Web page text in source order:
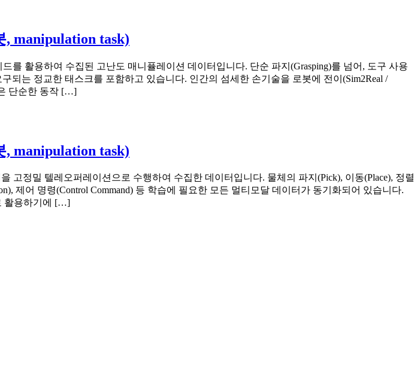
manipulation task)
를 활용하여 수집된 고난도 매니퓰레이션 데이터입니다. 단순 파지(Grasping)를 넘어, 도구 사용
되는 정교한 태스크를 포함하고 있습니다. 인간의 섬세한 손기술을 로봇에 전이(Sim2Real /
단순한 동작 […]
manipulation task)
고정밀 텔레오퍼레이션으로 수행하여 수집한 데이터입니다. 물체의 파지(Pick), 이동(Place), 정렬
제어 명령(Control Command) 등 학습에 필요한 모든 멀티모달 데이터가 동기화되어 있습니다.
활용하기에 […]